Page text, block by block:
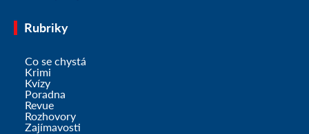
Rubriky
Co se chystá
Krimi
Kvízy
Poradna
Revue
Rozhovory
Zajímavosti